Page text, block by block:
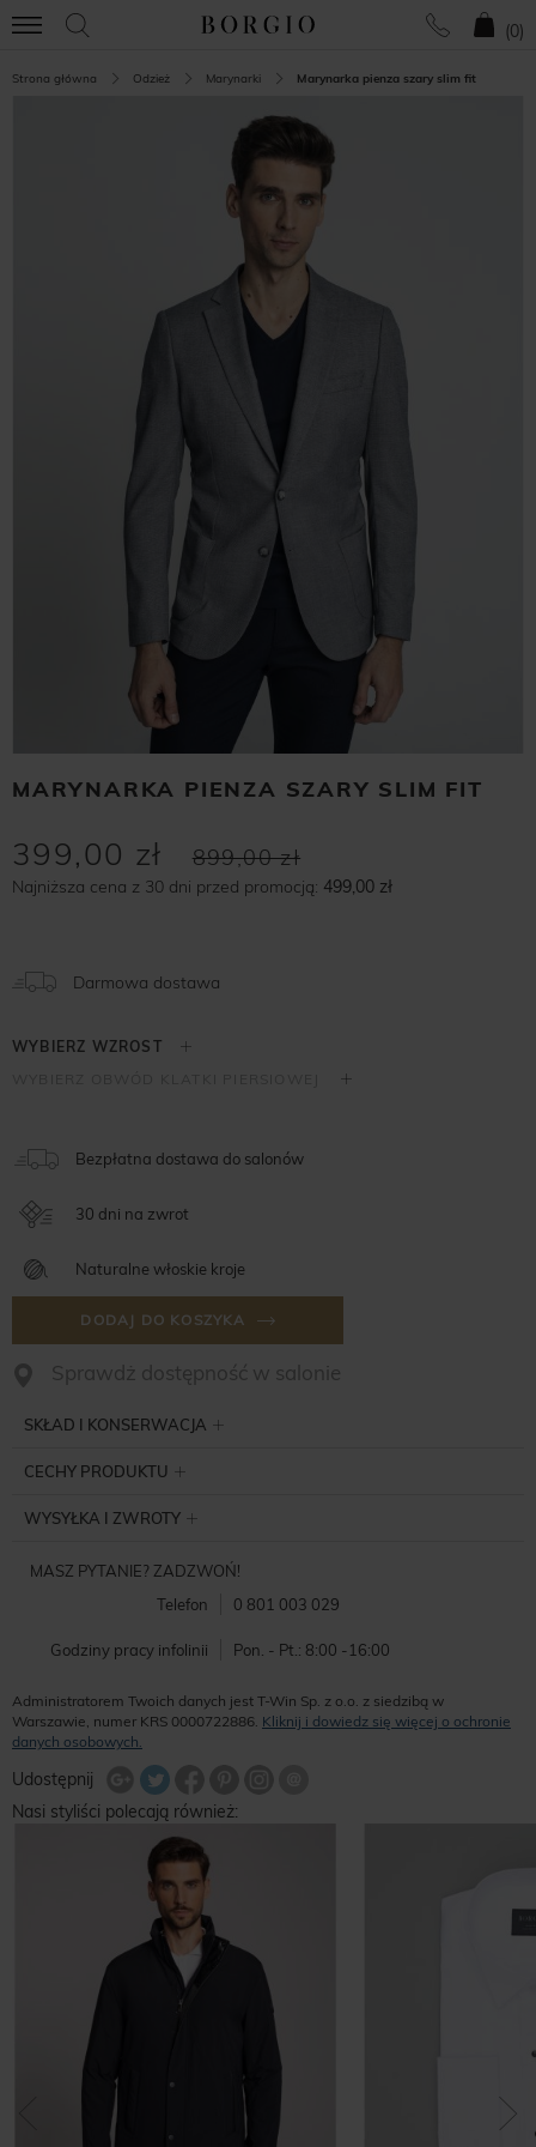
(0)
Strona główna Odzież Marynarki Marynarka pienza szary slim fit
MARYNARKA PIENZA SZARY SLIM FIT
899,00 zł
399,00 zł
Najniższa cena z 30 dni przed promocją: 499,00 zł
Darmowa dostawa
Bezpłatna dostawa do salonów
30 dni na zwrot
Naturalne włoskie kroje
DODAJ DO KOSZYKA
Sprawdż dostępność w salonie
SKŁAD I KONSERWACJA
CECHY PRODUKTU
WYSYŁKA I ZWROTY
MASZ PYTANIE? ZADZWOŃ!
Telefon
0 801 003 029
Godziny pracy infolinii Pon. - Pt.: 8:00 -16:00
Administratorem Twoich danych jest T-Win Sp. z o.o. z siedzibą w
Warszawie, numer KRS 0000722886. Kliknij i dowiedz się więcej o ochronie
danych osobowych.
Udostępnij
Share FacebookUdostępnij na Google+
Udostępnij na Google+
Nasi styliści polecają również: